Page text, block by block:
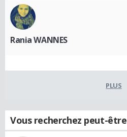
Rania WANNES
PLUS
Vous recherchez peut-être